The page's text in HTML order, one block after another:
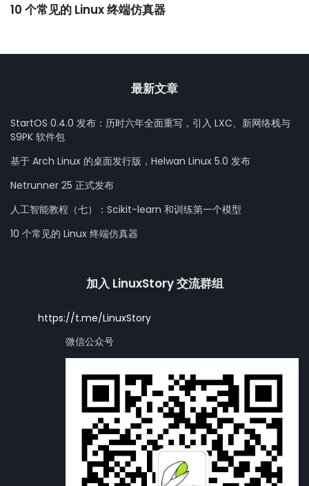
10 个常见的 Linux 终端仿真器
最新文章
StartOS 0.4.0 发布：历时六年全面重写，引入 LXC、新网络栈与
S9PK 软件包
基于 Arch Linux 的桌面发行版，Helwan Linux 5.0 发布
Netrunner 25 正式发布
人工智能教程（七）：Scikit-learn 和训练第一个模型
10 个常见的 Linux 终端仿真器
加入 LinuxStory 交流群组
https://t.me/LinuxStory
微信公众号